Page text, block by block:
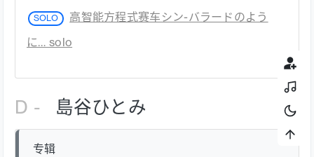
SOLO 高智能方程式赛车シン-バラードのよう
に… solo
D - 島谷ひとみ
专辑